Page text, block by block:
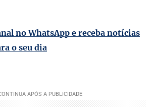
no WhatsApp e receba notícias
o seu dia